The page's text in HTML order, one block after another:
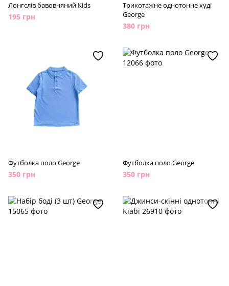
Лонгслів бавовняний Kids
195 грн
Трикотажне однотонне худі
George
380 грн
Футболка поло George
350 грн
Футболка поло George
350 грн